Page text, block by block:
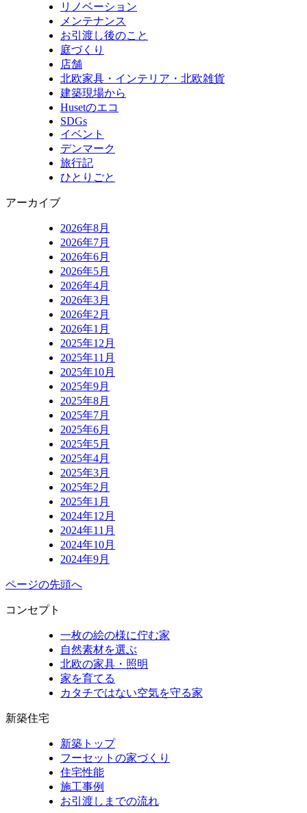
リノベーション
メンテナンス
お引渡し後のこと
庭づくり
店舗
北欧家具・インテリア・北欧雑貨
建築現場から
Husetのエコ
SDGs
イベント
デンマーク
旅行記
ひとりごと
アーカイブ
2026年8月
2026年7月
2026年6月
2026年5月
2026年4月
2026年3月
2026年2月
2026年1月
2025年12月
2025年11月
2025年10月
2025年9月
2025年8月
2025年7月
2025年6月
2025年5月
2025年4月
2025年3月
2025年2月
2025年1月
2024年12月
2024年11月
2024年10月
2024年9月
ページの先頭へ
コンセプト
一枚の絵の様に佇む家
自然素材を選ぶ
北欧の家具・照明
家を育てる
カタチではない空気を守る家
新築住宅
新築トップ
フーセットの家づくり
住宅性能
施工事例
お引渡しまでの流れ